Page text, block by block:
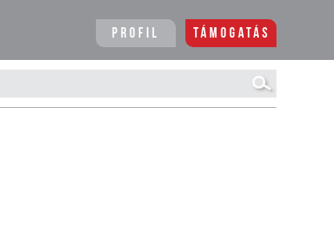
Profil Támogatás